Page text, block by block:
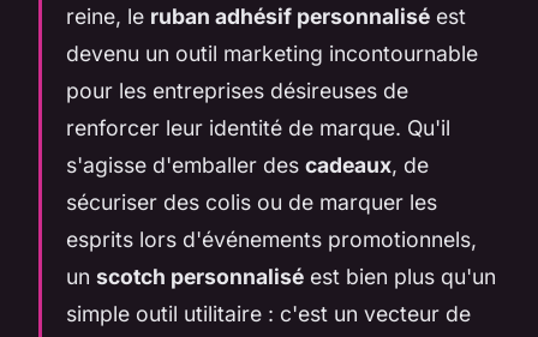
reine, le ruban adhésif personnalisé est
devenu un outil marketing incontournable
pour les entreprises désireuses de
renforcer leur identité de marque. Qu'il
s'agisse d'emballer des cadeaux, de
sécuriser des colis ou de marquer les
esprits lors d'événements promotionnels,
un scotch personnalisé est bien plus qu'un
simple outil utilitaire : c'est un vecteur de